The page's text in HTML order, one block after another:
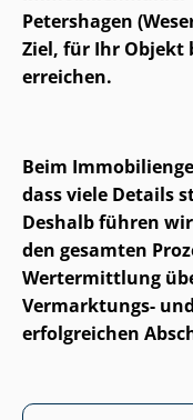
Petershagen
Ziel, für Ihr Objekt
erreichen.
Beim
dass viele Details
Deshalb führen
den gesamten
Wertermittlung
Vermarktungs-
erfolgreichen